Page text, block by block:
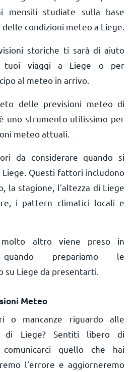
mensili studiate sulla base
condizioni meteo a Liege.
storiche ti sarà di aiuto
tuoi viaggi a Liege o per
al meteo in arrivo.
delle previsioni meteo di
uno strumento utilissimo per
meteo attuali.
da considerare quando si
Questi fattori includono
la stagione, l'altezza di Liege
i pattern climatici locali e
altro viene preso in
quando prepariamo le
su Liege da presentarti.
Meteo
o mancanze riguardo alle
di Liege? Sentiti libero di
quello che hai
l'errore e aggiorneremo